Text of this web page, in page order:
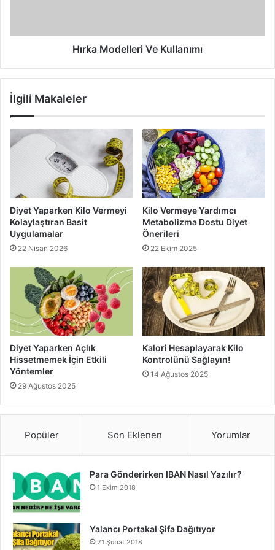
Hırka Modelleri Ve Kullanımı
İlgili Makaleler
Diyet Yaparken Kilo Vermeyi
Kolaylaştıran Basit
Uygulamalar
22 Nisan 2026
Kilo Vermeye Yardımcı
Metabolizma Dostu Diyet
Önerileri
22 Ekim 2025
Diyet Yaparken Açlık
Hissetmemek İçin Etkili
Yöntemler
29 Ağustos 2025
Kalori Hesaplayarak Kilo
Kontrolünü Sağlayın!
14 Ağustos 2025
Popüler Son Eklenen Yorumlar
Para Gönderirken IBAN Nasıl Yazılır?
1 Ekim 2018
Yalancı Portakal Şifa Dağıtıyor
21 Şubat 2018